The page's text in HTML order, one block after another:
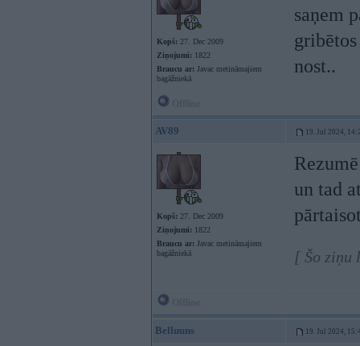
Kopš: 27. Dec 2009
Ziņojumi: 1822
Braucu ar: Javac metināmajiem
bagāžniekā
saņem
nost..
AV89 19. Jul 2024,
Kopš: 27. Dec 2009
Ziņojumi: 1822
Braucu ar: Javac metināmajiem
bagāžniekā
un tad
[ Šo ziņu
Belluuns 19. Jul 2024,